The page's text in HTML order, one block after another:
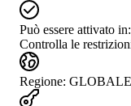
Può essere attivato in:
Controlla le
Regione: GLOBALE